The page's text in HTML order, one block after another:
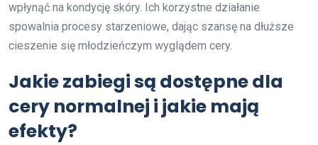
wpłynąć na kondycję skóry. Ich korzystne działanie
spowalnia procesy starzeniowe, dając szansę na dłuższe
cieszenie się młodzieńczym wyglądem cery.
Jakie zabiegi są dostępne dla
cery normalnej i jakie mają
efekty?